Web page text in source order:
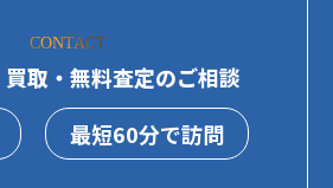
CONTACT
取・無料査定のご相談
最短60分で訪問